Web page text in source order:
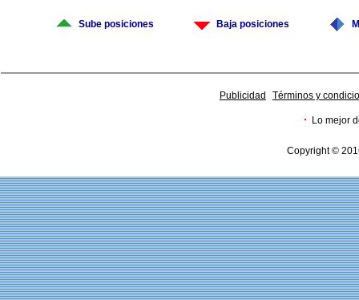
Sube posiciones Baja posiciones
Publicidad Términos y
· Lo mejor
Copyright ©